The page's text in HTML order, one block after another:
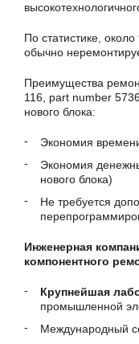
По статистике,
обычно
Преимущества
116, part number
нового блока:
Экономия
Экономия
нового блока)
Не требуется
Инженерная
компонентного
Крупнейшая
промышленной
Международный